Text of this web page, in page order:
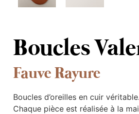
Boucles
Fauve Rayure
Boucles d’oreilles en cuir véritable.
Chaque pièce est réalisée à la